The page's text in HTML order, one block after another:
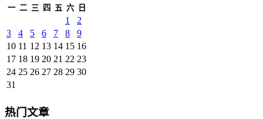
一 二 三 四 五 六 日
1
2
3
4 5 6 7 8
9
10 11 12 13 14 15 16
17 18 19 20 21 22 23
24 25 26 27 28 29 30
31
热门文章